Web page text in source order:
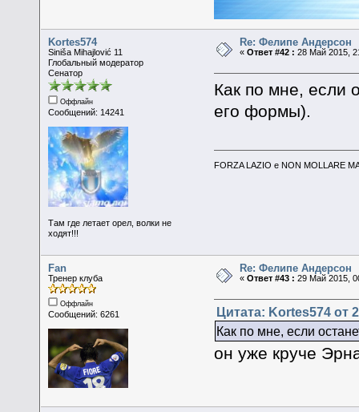
Kortes574
Siniša Mihajlović 11
Глобальный модератор
Сенатор
Оффлайн
Сообщений: 14241
Там где летает орел, волки не
ходят!!!
Re: Фелипе Андерсон
«Ответ #42 : 28 Май 2015,
Как по мне, если
его формы).
FORZA LAZIO e NON MOLLARE
Fan
Тренер клуба
Оффлайн
Сообщений: 6261
Re: Фелипе Андерсон
«Ответ #43 : 29 Май 2015,
Цитата: Kortes574 от
Как по мне, если
он уже круче